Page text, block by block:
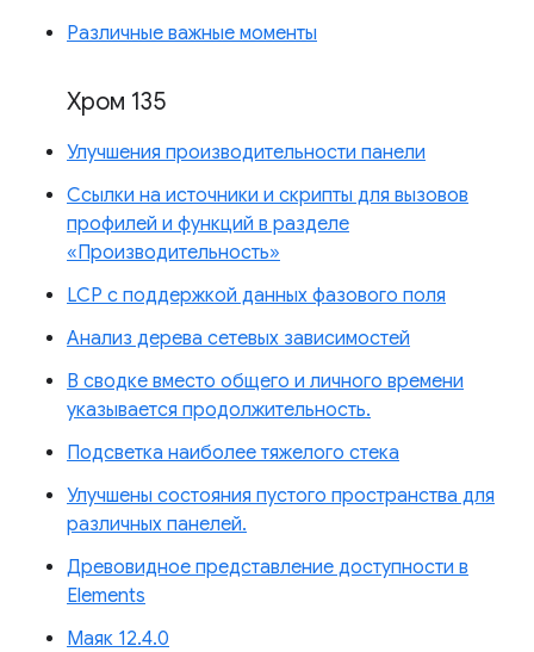
Различные важные моменты
Хром 135
Улучшения производительности панели
Ссылки на источники и скрипты для вызовов
профилей и функций в разделе
«Производительность»
LCP с поддержкой данных фазового поля
Анализ дерева сетевых зависимостей
В сводке вместо общего и личного времени
указывается продолжительность.
Подсветка наиболее тяжелого стека
Улучшены состояния пустого пространства для
различных панелей.
Древовидное представление доступности в
Elements
Маяк 12.4.0